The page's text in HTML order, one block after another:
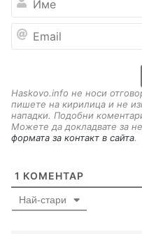
Haskovo.info не носи
пишете на кирилица и не
нападки. Подобни
Можете да докладвате за
формата за контакт в сайта.
1 КОМЕНТАР
Най-стари